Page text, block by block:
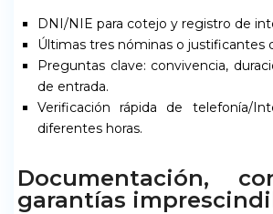
DNI/NIE para cotejo y registro de
Últimas tres nóminas o justificantes
Preguntas clave: convivencia,
de entrada.
Verificación rápida de telefonía/
diferentes horas.
Documentación,
garantías